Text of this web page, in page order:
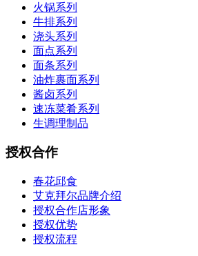
火锅系列
牛排系列
浇头系列
面点系列
面条系列
油炸裹面系列
酱卤系列
速冻菜肴系列
生调理制品
授权合作
春花邱食
艾克拜尔品牌介绍
授权合作店形象
授权优势
授权流程